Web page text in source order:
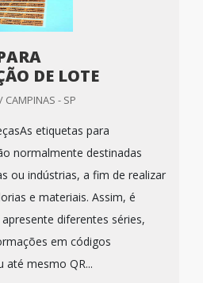
DE LOTE
CAMPINAS - SP
etiquetas para
normalmente destinadas
ou indústrias, a fim de realizar
e materiais. Assim, é
diferentes séries,
em códigos
até mesmo QR...